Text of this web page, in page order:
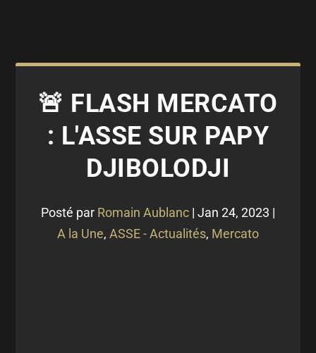
🚨 FLASH MERCATO
: L'ASSE SUR PAPY
DJIBOLODJI
Posté par Romain Aublanc | Jan 24, 2023 |
A la Une, ASSE - Actualités, Mercato